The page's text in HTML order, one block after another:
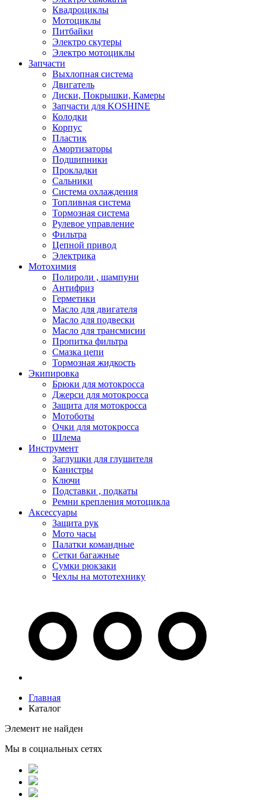
Квадроциклы
Мотоциклы
Питбайки
Электро скутеры
Электро мотоциклы
Запчасти
Выхлопная система
Двигатель
Диски, Покрышки, Камеры
Запчасти для KOSHINE
Колодки
Корпус
Пластик
Амортизаторы
Подшипники
Прокладки
Сальники
Система охлаждения
Топливная система
Тормозная система
Рулевое управление
Фильтра
Цепной привод
Электрика
Мотохимия
Полироли , шампуни
Антифриз
Герметики
Масло для двигателя
Масло для подвески
Масло для трансмисии
Пропитка фильтра
Смазка цепи
Тормозная жидкость
Экипировка
Брюки для мотокросса
Джерси для мотокросса
Защита для мотокросса
Мотоботы
Очки для мотокросса
Шлема
Инструмент
Заглушки для глушителя
Канистры
Ключи
Подставки , подкаты
Ремни крепления мотоцикла
Аксессуары
Защита рук
Мото часы
Палатки командные
Сетки багажные
Сумки рюкзаки
Чехлы на мототехнику
Главная
Каталог
Элемент не найден
Мы в социальных сетях